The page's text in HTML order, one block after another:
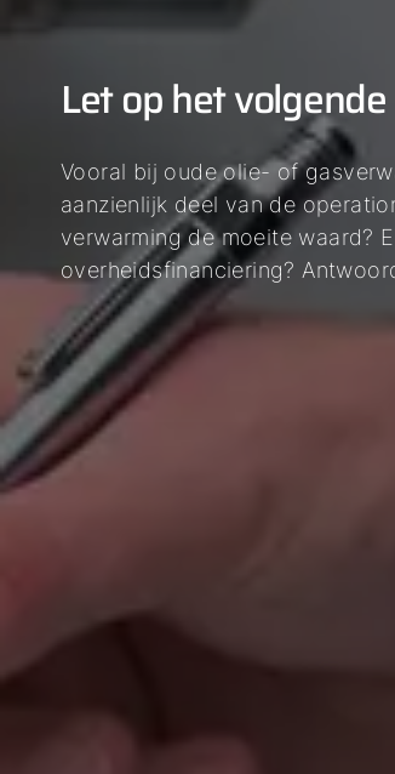
Let op het volgende
Vooral bij oude olie- of
aanzienlijk deel van de
verwarming de moeite waard?
overheidsfinanciering?